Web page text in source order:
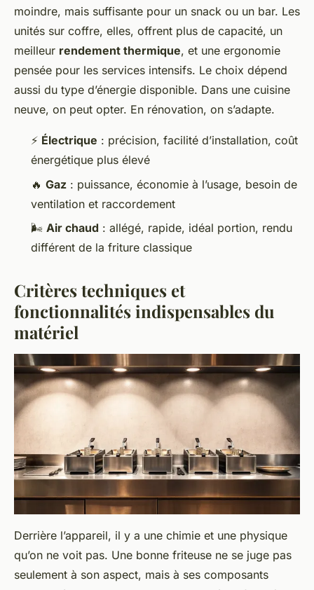
moindre, mais suffisante pour un snack ou un bar. Les
unités sur coffre, elles, offrent plus de capacité, un
meilleur rendement thermique, et une ergonomie
pensée pour les services intensifs. Le choix dépend
aussi du type d’énergie disponible. Dans une cuisine
neuve, on peut opter. En rénovation, on s’adapte.
⚡ Électrique : précision, facilité d’installation, coût
énergétique plus élevé
🔥 Gaz : puissance, économie à l’usage, besoin de
ventilation et raccordement
🌬️ Air chaud : allégé, rapide, idéal portion, rendu
différent de la friture classique
Critères techniques et
fonctionnalités indispensables du
matériel
Derrière l’appareil, il y a une chimie et une physique
qu’on ne voit pas. Une bonne friteuse ne se juge pas
seulement à son aspect, mais à ses composants